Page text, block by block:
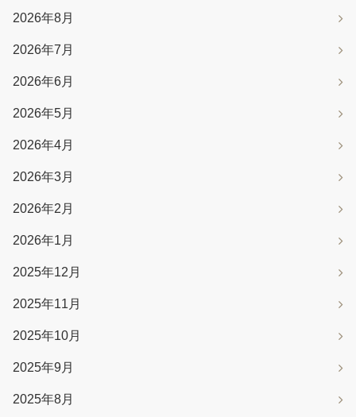
2026年8月
2026年7月
2026年6月
2026年5月
2026年4月
2026年3月
2026年2月
2026年1月
2025年12月
2025年11月
2025年10月
2025年9月
2025年8月